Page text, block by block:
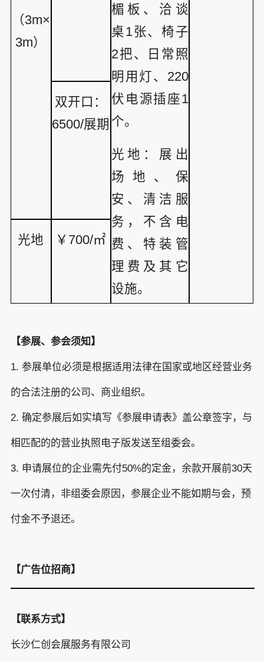
（3m×
3m）
楣板、洽谈
桌1张、椅子
2把、日常照
明用灯、220
伏电源插座1
个。
光地：展出
场地、保
安、清洁服
务，不含电
费、特装管
理费及其它
设施。
双开口：
6500/展期
光地 ￥700/㎡
【参展、参会须知】
1. 参展单位必须是根据适用法律在国家或地区经营业务
的合法注册的公司、商业组织。
2. 确定参展后如实填写《参展申请表》盖公章签字，与
相匹配的的营业执照电子版发送至组委会。
3. 申请展位的企业需先付50%的定金，余款开展前30天
一次付清，非组委会原因，参展企业不能如期与会，预
付金不予退还。
【广告位招商】
【联系方式】
长沙仁创会展服务有限公司